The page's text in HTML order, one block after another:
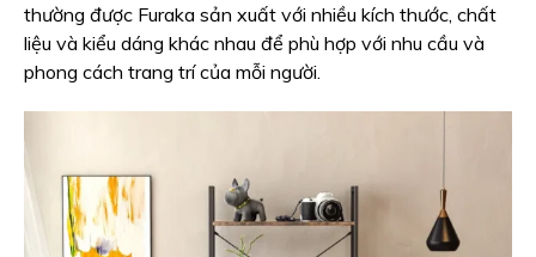
thường được Furaka sản xuất với nhiều kích thước, chất
liệu và kiểu dáng khác nhau để phù hợp với nhu cầu và
phong cách trang trí của mỗi người.